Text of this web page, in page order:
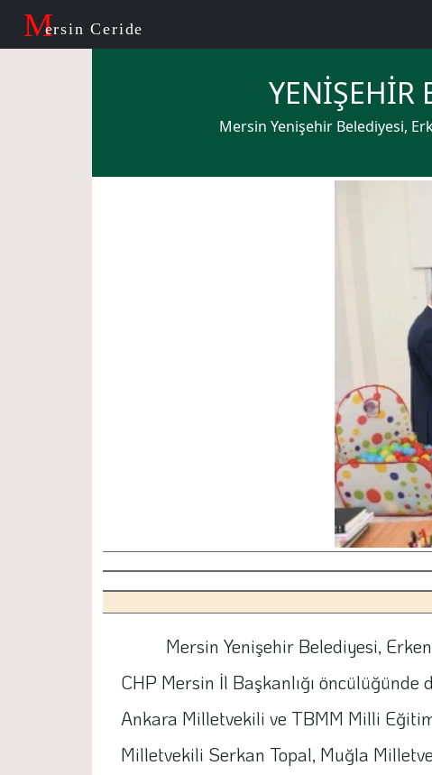
Mersin Ceride
YENİŞEHİR
Mersin Yenişehir Belediyesi,
Mersin Yenişehir Belediyesi,
CHP Mersin İl Başkanlığı
Ankara Milletvekili ve TBMM Milli
Milletvekili Serkan Topal, Muğla